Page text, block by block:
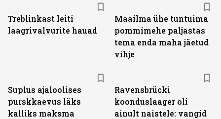
Treblinkast leiti
laagrivalvurite hauad
Maailma ühe tuntuima
pommimehe paljastas
tema enda maha jäetud
vihje
Suplus ajaloolises
purskkaevus läks
kalliks maksma
Ravensbrücki
koonduslaager oli
ainult naistele: vangid